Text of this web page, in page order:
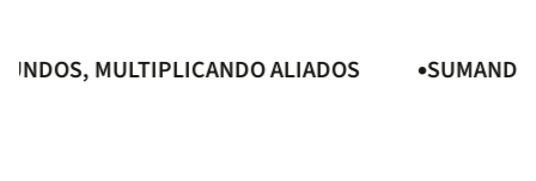
MULTIPLICANDO ALIADOS SUMANDO